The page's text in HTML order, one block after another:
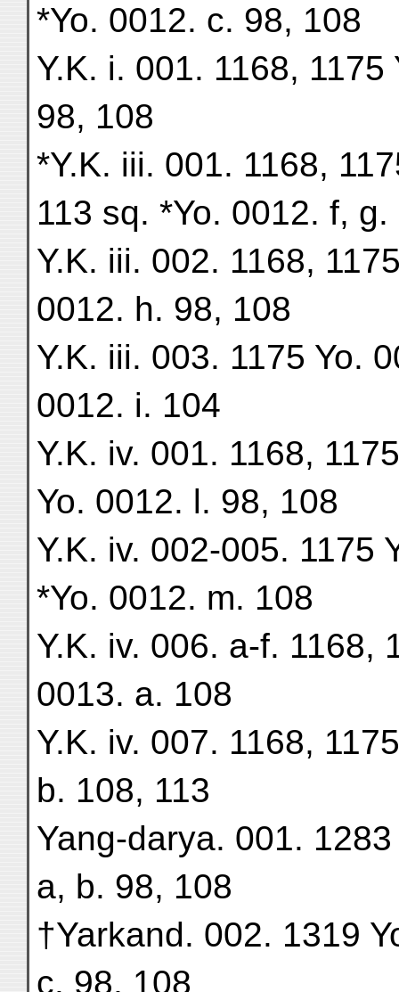
*Yo. 0012. c. 98, 108
Y.K. i. 001. 1168,
98, 108
*Y.K. iii. 001. 1168,
113 sq. *Yo. 0012. f,
Y.K. iii. 002. 1168,
0012. h. 98, 108
Y.K. iii. 003. 1175 Yo.
0012. i. 104
Y.K. iv. 001. 1168,
Yo. 0012. l. 98, 108
Y.K. iv. 002-005. 1175
*Yo. 0012. m. 108
Y.K. iv. 006. a-f. 1168,
0013. a. 108
Y.K. iv. 007. 1168,
b. 108, 113
Yang-darya. 001.
a, b. 98, 108
†Yarkand. 002. 1319
c. 98, 108